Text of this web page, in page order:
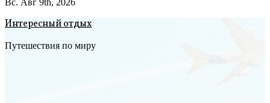
Вс. Авг 9th, 2026
Интересный отдых
Путешествия по миру